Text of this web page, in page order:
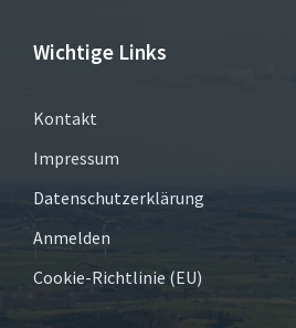
Wichtige Links
Kontakt
Impressum
Datenschutzerklärung
Anmelden
Cookie-Richtlinie (EU)